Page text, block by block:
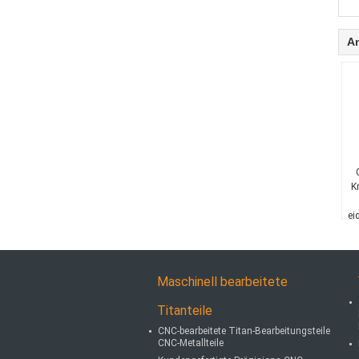
Maschinell bearbeitete
Titanteile
CNC-bearbeitete Titan-Bearbeitungsteile
CNC-Metallteile